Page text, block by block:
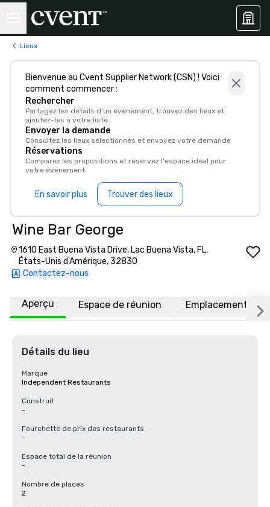
Lieux
Bienvenue au Cvent Supplier Network (CSN) ! Voici
comment commencer :
Rechercher
Partagez les détails d'un événement, trouvez des lieux et
ajoutez-les à votre liste.
Envoyer la demande
Consultez les lieux sélectionnés et envoyez votre demande
Réservations
Comparez les propositions et réservez l'espace idéal pour
votre événement
En savoir plus Trouver des lieux
Wine Bar George
1610 East Buena Vista Drive, Lac Buena Vista, FL,
États-Unis d'Amérique, 32830
Contactez-nous
Aperçu Espace de réunion Emplacement
Détails du lieu
Marque
Independent Restaurants
Construit
-
Fourchette de prix des restaurants
-
Espace total de la réunion
-
Nombre de places
2